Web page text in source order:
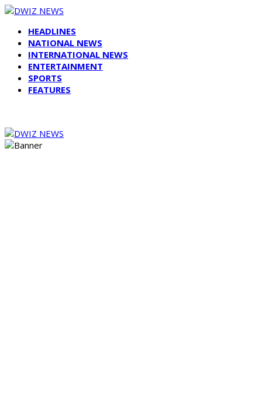
HEADLINES
NATIONAL NEWS
INTERNATIONAL NEWS
ENTERTAINMENT
SPORTS
FEATURES